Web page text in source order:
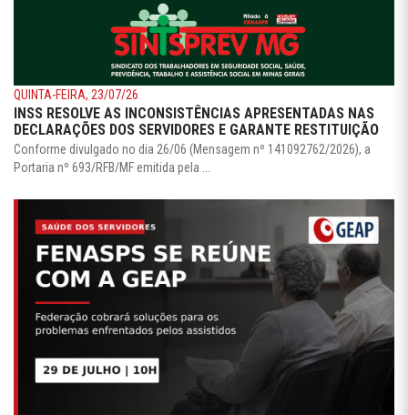
QUINTA-FEIRA, 23/07/26
INSS RESOLVE AS INCONSISTÊNCIAS APRESENTADAS NAS
DECLARAÇÕES DOS SERVIDORES E GARANTE RESTITUIÇÃO
Conforme divulgado no dia 26/06 (Mensagem nº 141092762/2026), a
Portaria nº 693/RFB/MF emitida pela ...